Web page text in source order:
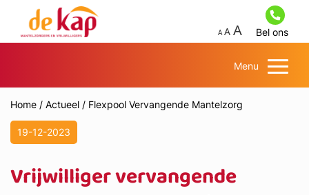
Bel ons
Menu
Home / Actueel / Flexpool Vervangende Mantelzorg
19-12-2023
Vrijwilliger vervangende